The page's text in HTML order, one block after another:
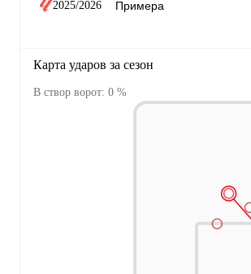
2025/2026
Карта ударов за сезон
В створ ворот: 0 %